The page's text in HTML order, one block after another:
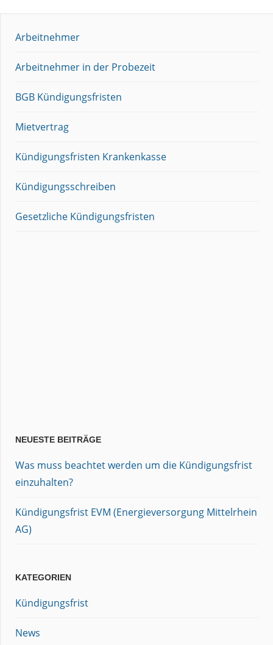
Arbeitnehmer
Arbeitnehmer in der Probezeit
BGB Kündigungsfristen
Mietvertrag
Kündigungsfristen Krankenkasse
Kündigungsschreiben
Gesetzliche Kündigungsfristen
NEUESTE BEITRÄGE
Was muss beachtet werden um die Kündigungsfrist
einzuhalten?
Kündigungsfrist EVM (Energieversorgung Mittelrhein
AG)
KATEGORIEN
Kündigungsfrist
News